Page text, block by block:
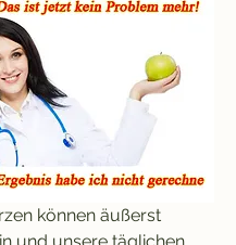
können äußerst
und unsere täglichen